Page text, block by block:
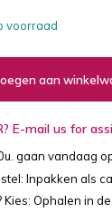
voorraad
aan
E-mail us for
gaan vandaag
Inpakken als
Ophalen in